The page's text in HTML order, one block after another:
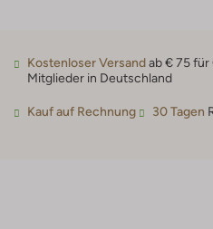
Kostenloser Versandab € 75
Mitglieder in Deutschland
Kauf auf Rechnung 30 Tagen